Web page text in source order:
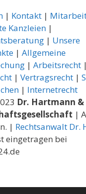
| Kontakt |
Kanzleien |
| Unsere
| Allgemeine
| Arbeitsrecht |
| Vertragsrecht |
| Internetrecht
Dr. Hartmann
|
| Rechtsanwalt Dr.
eingetragen bei